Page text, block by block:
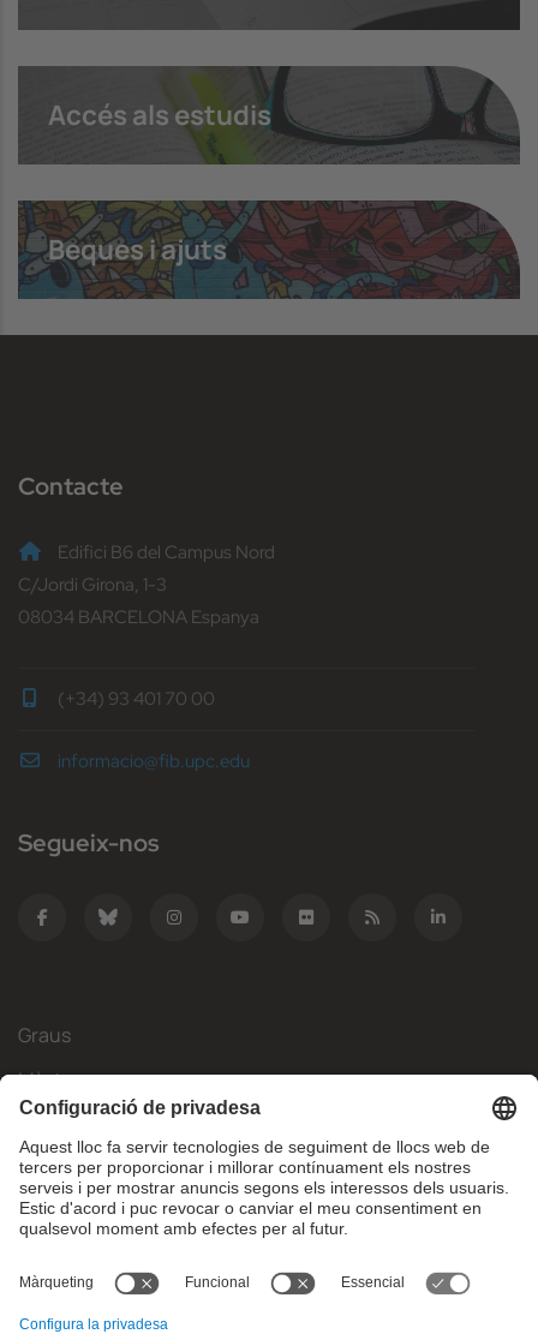
Accés als estudis
Beques i ajuts
Contacte
Edifici B6 del Campus Nord
C/Jordi Girona, 1-3
08034 BARCELONA Espanya
(+34) 93 401 70 00
informacio@fib.upc.edu
Segueix-nos
Graus
Màsters
Mobilitat Internacional
Recerca
Empresa
Què necessites?